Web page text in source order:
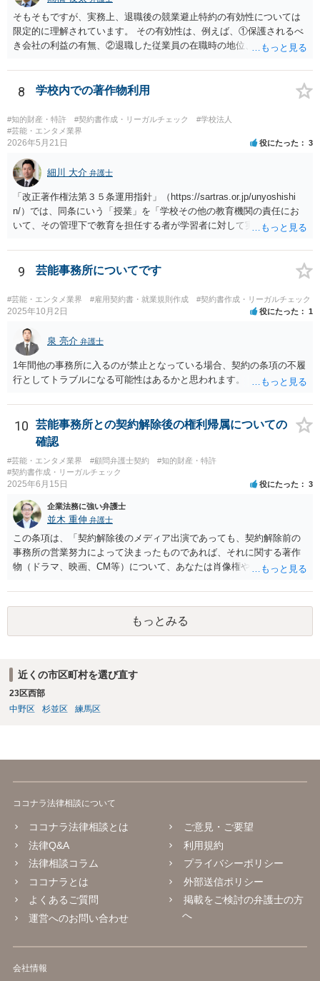
そもそもですが、実務上、退職後の競業避止特約の有効性については
限定的に理解されています。 その有効性は、例えば、①保護されるべ
き会社の利益の有無、②退職した従業員の在職時の地位、③地域的限
囲、⑥代償措置の有無といった判断要素によって検討されます。 いず
れにしても、書面を拝見するなど具体的な事情を詳しくお伺いする必
要はありますが、上記判断要素に照らす限り、ご相談のケースにおい
ては会社側の請求は認められにくいのではないかという印象です。
8 学校内での著作物利用
#知的財産・特許 #契約書作成・リーガルチェック
#学校法人
#芸能・エンタメ業界
2026年5月21日 役にたった 3
細川 大介 弁護士
「改正著作権法第３５条運用指針」（https://sartras.or.jp/unyoshishi
n/）では、同条にいう「授業」を「学校その他の教育機関の責任にお
いて、その管理下で教育を担任する者が学習者に対して実施する教育
級活動・クラブ活動・学校行事等）、部活動、課外補習授業等を、該
当しない例として自主的なボランティア活動・保護者会・ＰＴＡ活動
等を列挙しています。 本件をこれに当てはめますと、 ①主体である学
校司書は、学校図書館法第６条第１項上「専ら学校図書館の職務に従
事する職員」と位置づけられ、運用指針にいう「教育を担任する者」
書館独自の読書推進活動であり、該当例のいずれにも当たりません。
したがって、本件展示は「授業の過程」要件を満たさず、３５条によ
る適法化はできないと考えられます。 ただし、繰り返しになります
が、ご相談のケースのような事案が裁判沙汰になることが現実的には
のと思われます。
9 芸能事務所についてです
#芸能・エンタメ業界 #雇用契約書・就業規則作成 #契約書作成・リーガルチェック
2025年10月2日 役にたった 1
泉 亮介 弁護士
1年間他の事務所に入るのが禁止となっている場合、契約の条項の不履
行としてトラブルになる可能性はあるかと思われます。
10
芸能事務所との契約解除後の権利帰属についての
確認
#芸能・エンタメ業界 #顧問弁護士契約
#知的財産・特許
#契約書作成・リーガルチェック
2025年6月15日 役にたった 3
企業法務に強い弁護士
並木 重伸 弁護士
この条項は、「契約解除後のメディア出演であっても、契約解除前の
事務所の営業努力によって決まったものであれば、それに関する著作
物（ドラマ、映画、CM等）について、あなたは肖像権やパブリシティ
う意味と思われます。 事務所が獲得した仕事から生じる権利を、解除
後も事務所が管理すること自体には合理性がある場合もあります。し
かし「事務所に帰属する」という表現は、本来他人に譲渡できるもの
ではない肖像権等が事務所に渡ってしまうかのようにも読め、あなた
所と協議することをお勧めします。
もっとみる
近くの市区町村を選び直す
23区西部
中野区
杉並区 練馬区
ココナラ法律相談について
ココナラ法律相談とは
法律Q&A
法律相談コラム
ココナラとは
よくあるご質問
運営へのお問い合わせ
ご意見・ご要望
利用規約
プライバシーポリシー
外部送信ポリシー
掲載をご検討の弁護士の方
へ
会社情報